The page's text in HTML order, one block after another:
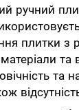
ручний
плитки з
та
та